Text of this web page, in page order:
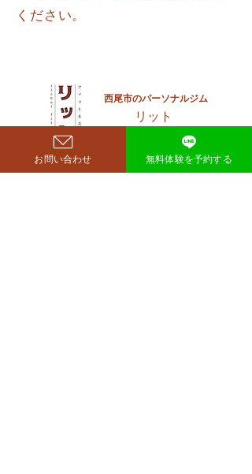
ください。
​リット
西尾市のパーソナルジム
お問い合わせ 無料体験を予約する